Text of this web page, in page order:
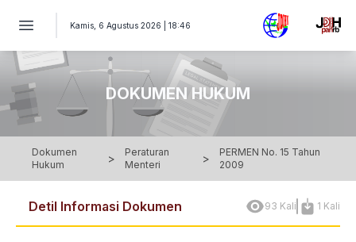
PERATURAN MENTERI Nomor 15 Tahun 2009 - Peraturan
Kamis, 6 Agustus 2026 | 18:46
DOKUMEN HUKUM
Dokumen
Hukum
>
Peraturan
Menteri
>
PERMEN No. 15 Tahun
2009
Detil Informasi Dokumen 93 Kali 1 Kali